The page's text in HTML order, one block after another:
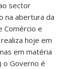
sector
na abertura da
Comércio e
hoje em
em matéria
o Governo é